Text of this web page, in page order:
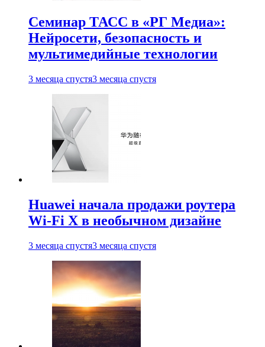
Семинар ТАСС в «РГ Медиа»:
Нейросети, безопасность и
мультимедийные технологии
3 месяца спустя3 месяца спустя
Huawei начала продажи роутера
Wi-Fi X в необычном дизайне
3 месяца спустя3 месяца спустя